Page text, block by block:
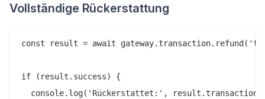
Vollständige Rückerstattung
const result = await
if (result.success) {
console.log('Rückerstattet:',